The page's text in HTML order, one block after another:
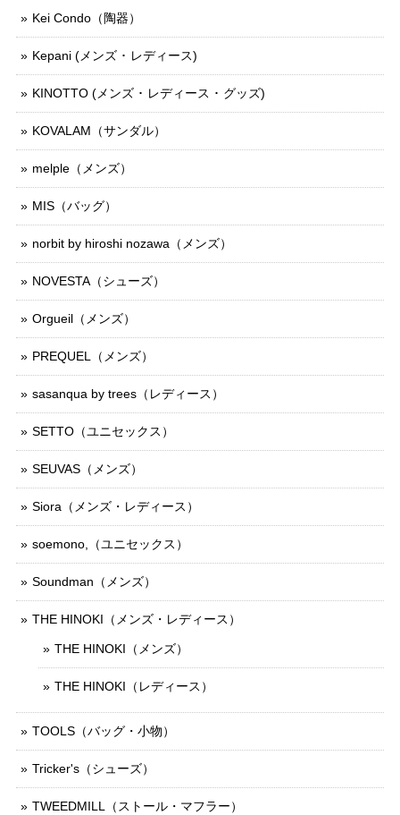
Kei Condo（陶器）
Kepani (メンズ ･ レディース)
KINOTTO (メンズ ･ レディース ･ グッズ)
KOVALAM（サンダル）
melple（メンズ）
MIS（バッグ）
norbit by hiroshi nozawa（メンズ）
NOVESTA（シューズ）
Orgueil（メンズ）
PREQUEL（メンズ）
sasanqua by trees（レディース）
SETTO（ユニセックス）
SEUVAS（メンズ）
Siora（メンズ・レディース）
soemono,（ユニセックス）
Soundman（メンズ）
THE HINOKI（メンズ・レディース）
THE HINOKI（メンズ）
THE HINOKI（レディース）
TOOLS（バッグ・小物）
Tricker's（シューズ）
TWEEDMILL（ストール・マフラー）